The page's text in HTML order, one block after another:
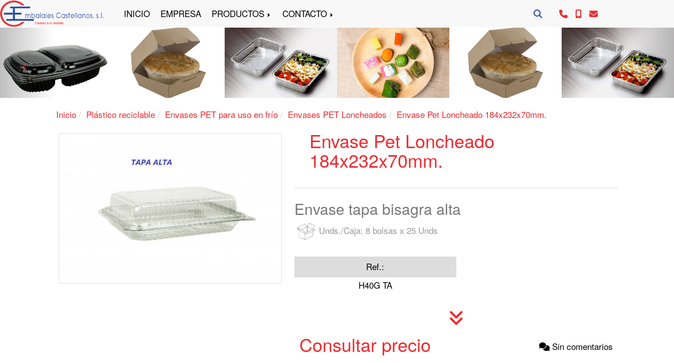
INICIO EMPRESA PRODUCTOS CONTACTO
Inicio Plástico reciclable Envases PET para uso en frío Envases PET Loncheados Envase Pet Loncheado 184x232x70mm.
Envase Pet Loncheado
184x232x70mm.
Envase tapa bisagra alta
Unds./Caja: 8 bolsas x 25 Unds
Ref.:
H40G TA
Consultar precio Sin comentarios